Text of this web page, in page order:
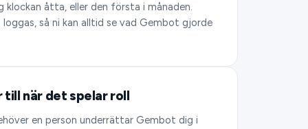
klockan åtta, eller den första i månaden.
loggas, så ni kan alltid se vad Gembot gjorde
till när det spelar roll
en person underrättar Gembot dig i